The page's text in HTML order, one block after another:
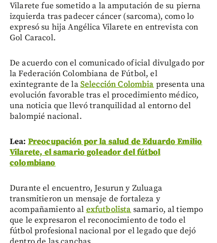
Vilarete fue sometido a la amputación de su pierna
izquierda tras padecer cáncer (sarcoma), como lo
expresó su hija Angélica Vilarete en entrevista con
Gol Caracol.
De acuerdo con el comunicado oficial divulgado por
la Federación Colombiana de Fútbol, el
exintegrante de laSelección Colombia presenta una
evolución favorable tras el procedimiento médico,
una noticia que llevó tranquilidad al entorno del
balompié nacional.
Lea: Preocupación por la salud de Eduardo Emilio
Vilarete, el samario goleador del fútbol
colombiano
Durante el encuentro, Jesurun y Zuluaga
transmitieron un mensaje de fortaleza y
acompañamiento al exfutbolista samario, al tiempo
que le expresaron el reconocimiento de todo el
fútbol profesional nacional por el legado que dejó